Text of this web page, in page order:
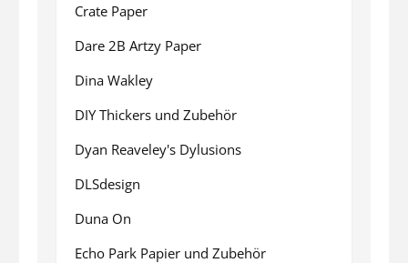
Crate Paper
Dare 2B Artzy Paper
Dina Wakley
DIY Thickers und Zubehör
Dyan Reaveley's Dylusions
DLSdesign
Duna On
Echo Park Papier und Zubehör